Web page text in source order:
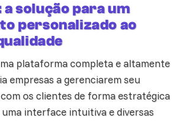
a solução para um
personalizado ao
plataforma completa e altamente
empresas a gerenciarem seu
os clientes de forma estratégica
interface intuitiva e diversas